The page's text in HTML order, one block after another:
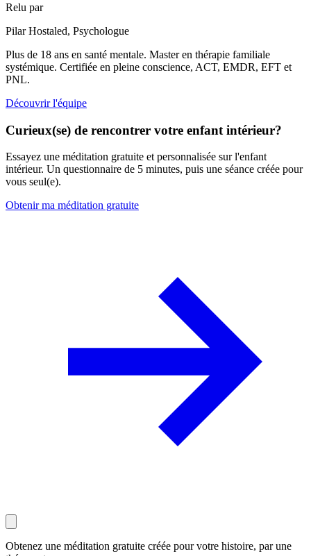
Relu par
Pilar Hostaled, Psychologue
Plus de 18 ans en santé mentale. Master en thérapie familiale
systémique. Certifiée en pleine conscience, ACT, EMDR, EFT et
PNL.
Découvrir l'équipe
Curieux(se) de rencontrer votre enfant intérieur?
Essayez une méditation gratuite et personnalisée sur l'enfant
intérieur. Un questionnaire de 5 minutes, puis une séance créée pour
vous seul(e).
Obtenir ma méditation gratuite
Obtenez une méditation gratuite créée pour votre histoire, par une